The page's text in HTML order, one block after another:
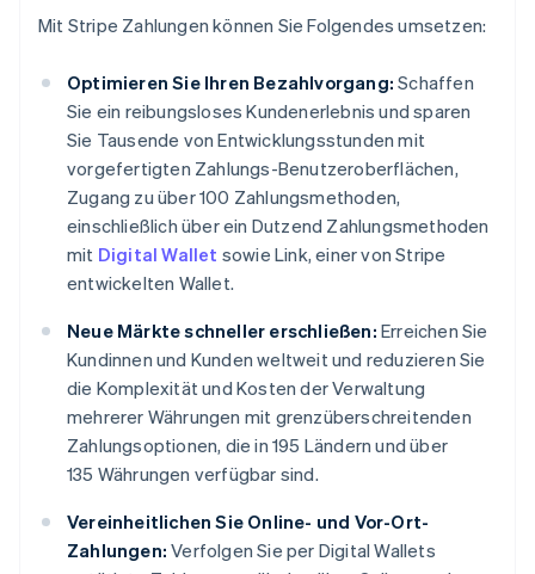
Mit Stripe Zahlungen können Sie Folgendes umsetzen:
Optimieren Sie Ihren Bezahlvorgang: Schaffen
Sie ein reibungsloses Kundenerlebnis und sparen
Sie Tausende von Entwicklungsstunden mit
vorgefertigten Zahlungs-Benutzeroberflächen,
Zugang zu über 100 Zahlungsmethoden,
einschließlich über ein Dutzend Zahlungsmethoden
mit Digital Wallet sowie Link, einer von Stripe
entwickelten Wallet.
Neue Märkte schneller erschließen: Erreichen Sie
Kundinnen und Kunden weltweit und reduzieren Sie
die Komplexität und Kosten der Verwaltung
mehrerer Währungen mit grenzüberschreitenden
Zahlungsoptionen, die in 195 Ländern und über
135 Währungen verfügbar sind.
Vereinheitlichen Sie Online- und Vor-Ort-
Zahlungen: Verfolgen Sie per Digital Wallets